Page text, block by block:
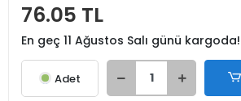
76.05 TL
En geç 11 Ağustos Salı günü kargoda!
Adet